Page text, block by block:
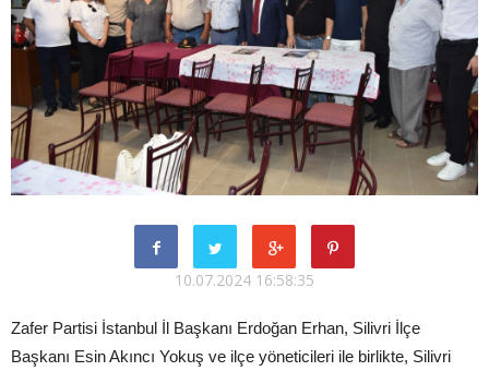
10.07.2024 16:58:35
Zafer Partisi İstanbul İl Başkanı Erdoğan Erhan, Silivri İlçe
Başkanı Esin Akıncı Yokuş ve ilçe yöneticileri ile birlikte, Silivri